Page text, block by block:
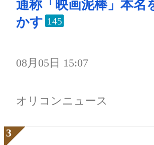
通称「映画泥棒」本名
かす 145
08月05日 15:07
オリコンニュース